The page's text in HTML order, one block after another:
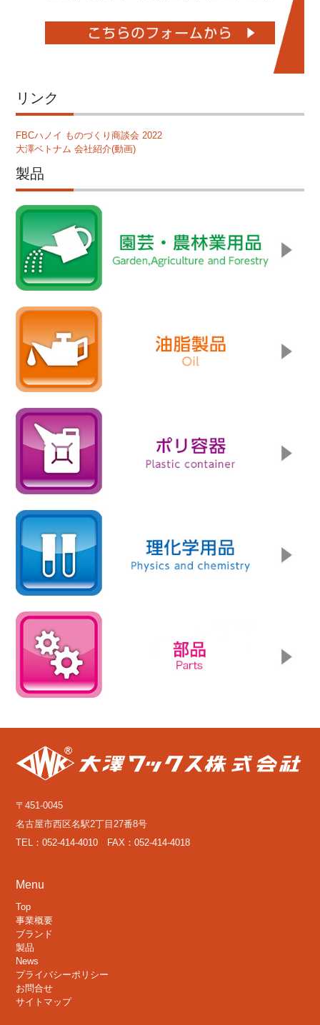
リンク
FBCハノイ ものづくり商談会 2022
大澤ベトナム 会社紹介(動画)
製品
〒451-0045
名古屋市西区名駅2丁目27番8号
TEL：052-414-4010 FAX：052-414-4018
Menu
Top
事業概要
ブランド
製品
News
プライバシーポリシー
お問合せ
サイトマップ